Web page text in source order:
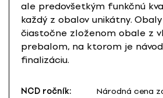
ale predovšetkým funkčnú
každý z obalov unikátny.
čiastočne zloženom obale z
prebalom, na ktorom je
finalizáciu.
NCD ročník:
Národná cena